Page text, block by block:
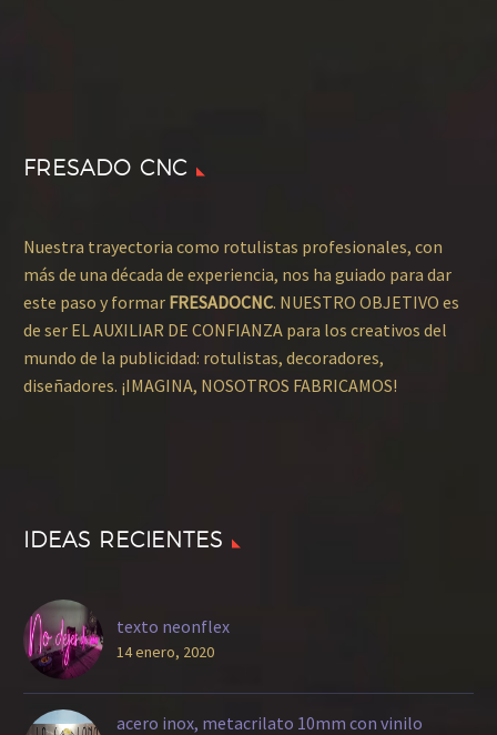
FRESADO CNC
Nuestra trayectoria como rotulistas profesionales, con
más de una década de experiencia, nos ha guiado para dar
este paso y formar FRESADOCNC. NUESTRO OBJETIVO es
de ser EL AUXILIAR DE CONFIANZA para los creativos del
mundo de la publicidad: rotulistas, decoradores,
diseñadores. ¡IMAGINA, NOSOTROS FABRICAMOS!
IDEAS RECIENTES
texto neonflex
14 enero, 2020
acero inox, metacrilato 10mm con vinilo